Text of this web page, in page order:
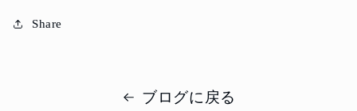
Share
ブログに戻る